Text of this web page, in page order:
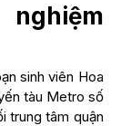
sinh viên Hoa
tàu Metro số
trung tâm quận